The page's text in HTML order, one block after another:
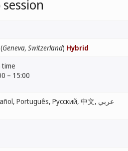
Geneva, Switzerland) Hybrid
time
– 15:00
English, Français, Español, Português, Русский, 中文, عربي